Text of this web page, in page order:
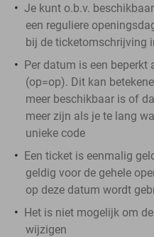
Je kunt o.b.v.
een reguliere
bij de ticketomschrijving
Per datum is een
(op=op). Dit kan
meer beschikbaar is of
meer zijn als je te lang
unieke code
Een ticket is eenmalig
geldig voor de gehele
op deze datum wordt
Het is niet mogelijk om
wijzigen